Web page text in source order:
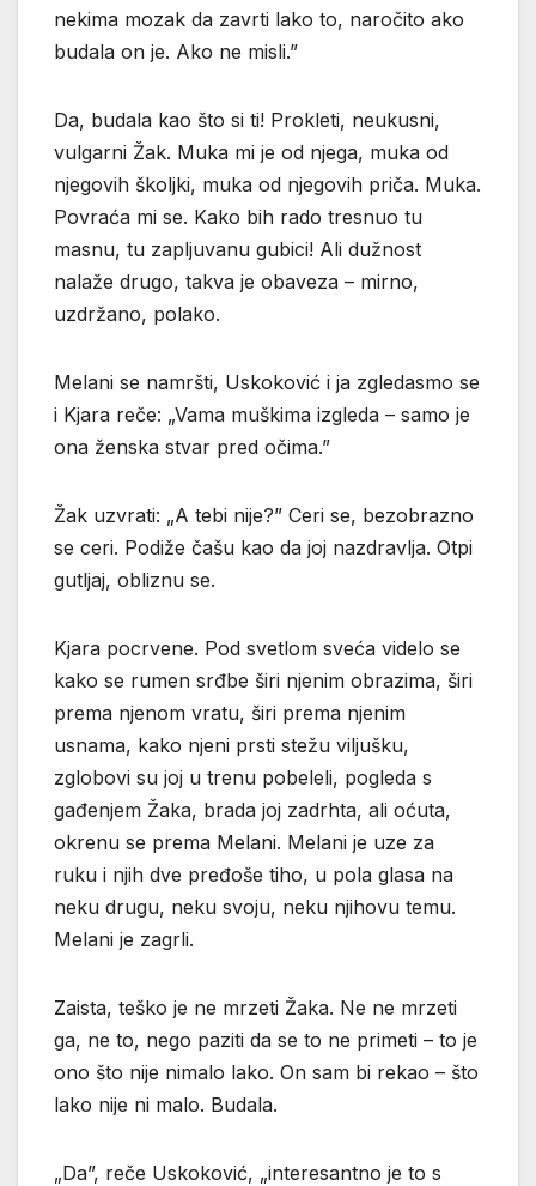
nekima mozak da zavrti lako to, naročito ako
budala on je. Ako ne misli.”
Da, budala kao što si ti! Prokleti, neukusni,
vulgarni Žak. Muka mi je od njega, muka od
njegovih školjki, muka od njegovih priča. Muka.
Povraća mi se. Kako bih rado tresnuo tu
masnu, tu zapljuvanu gubici! Ali dužnost
nalaže drugo, takva je obaveza – mirno,
uzdržano, polako.
Melani se namršti, Uskoković i ja zgledasmo se
i Kjara reče: „Vama muškima izgleda – samo je
ona ženska stvar pred očima.”
Žak uzvrati: „A tebi nije?” Ceri se, bezobrazno
se ceri. Podiže čašu kao da joj nazdravlja. Otpi
gutljaj, obliznu se.
Kjara pocrvene. Pod svetlom sveća videlo se
kako se rumen srđbe širi njenim obrazima, širi
prema njenom vratu, širi prema njenim
usnama, kako njeni prsti stežu viljušku,
zglobovi su joj u trenu pobeleli, pogleda s
gađenjem Žaka, brada joj zadrhta, ali oćuta,
okrenu se prema Melani. Melani je uze za
ruku i njih dve pređoše tiho, u pola glasa na
neku drugu, neku svoju, neku njihovu temu.
Melani je zagrli.
Zaista, teško je ne mrzeti Žaka. Ne ne mrzeti
ga, ne to, nego paziti da se to ne primeti – to je
ono što nije nimalo lako. On sam bi rekao – što
lako nije ni malo. Budala.
„Da”, reče Uskoković, „interesantno je to s